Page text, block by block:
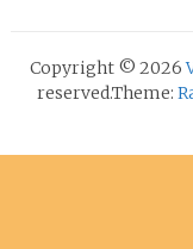
Copyright © 2026
reserved.Theme: